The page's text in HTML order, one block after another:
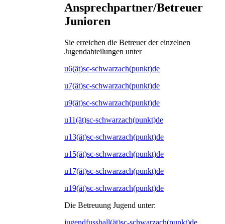
Ansprechpartner/Betreuer
Junioren
Sie erreichen die Betreuer der einzelnen
Jugendabteilungen unter
u6(ät)sc-schwarzach(punkt)de
u7(ät)sc-schwarzach(punkt)de
u9(ät)sc-schwarzach(punkt)de
u11(ät)sc-schwarzach(punkt)de
u13(ät)sc-schwarzach(punkt)de
u15(ät)sc-schwarzach(punkt)de
u17(ät)sc-schwarzach(punkt)de
u19(ät)sc-schwarzach(punkt)de
Die Betreuung Jugend unter:
jugendfussball(ät)sc-schwarzach(punkt)de